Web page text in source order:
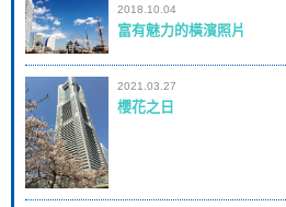
2018.10.04
富有魅力的橫濱照片
2021.03.27
櫻花之日